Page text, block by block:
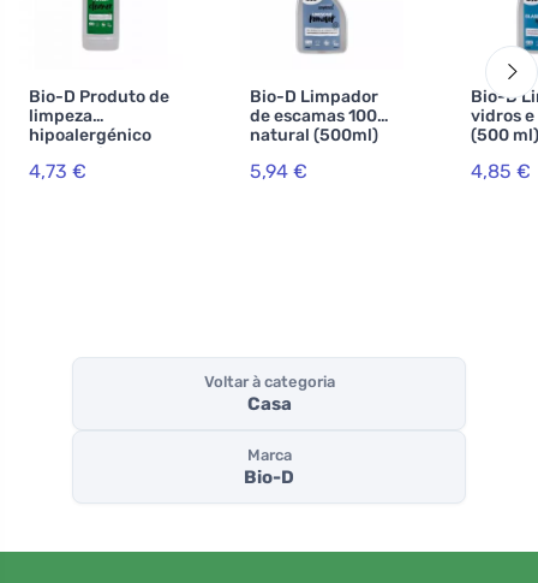
Bio-D Produto de
limpeza
hipoalergénico
para sanitas com
aroma a cedro e
4,73 €
Bio-D Limpador
de escamas 100%
natural (500ml)
5,94 €
Bio-D
vidros e
(500 ml)
4,85 €
Voltar à categoria
Casa
Marca
Bio-D